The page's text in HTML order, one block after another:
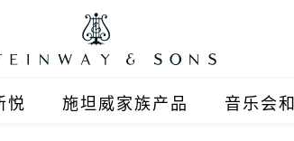
悦 施坦威家族产品 音乐会